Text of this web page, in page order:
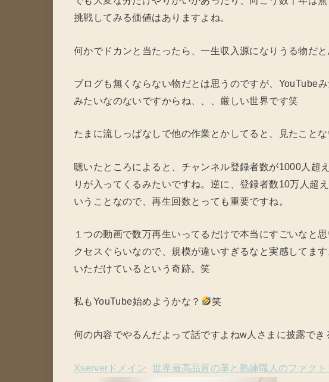
挑戦してみる価値はありますよね。
何かでドカンと当たったら、一生収入源になりうる物だと
ブログも無くならない物だとは思うのですが、YouTube
みたいなのないですからね、、、厳しい世界です笑
たまに流しっぱなしで他の作業とかしてると、見たこと
聴いたところによると、チャンネル登録者数が1000人超
りが入ってくるみたいですね。逆に、登録者数10万人超
いうことなので、再生回数とっても重要ですね。
１つの動画で数万再生いってるだけで本当にすごいなと
クセスぐらいなので、規模が違いすぎるなと実感してま
いただけているという奇跡。笑
私もYouTube始めようかな？ 笑
何の内容でやるんだよって話ですよねw人さまに披露で
Xserverドメイン 世界最高品質の革と熟練職人のファク